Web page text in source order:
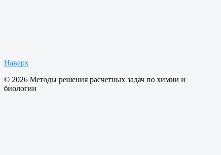
Наверх
© 2026 Методы решения расчетных задач по химии и
биологии